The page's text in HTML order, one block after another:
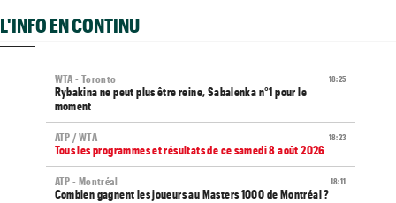
L'INFO EN CONTINU
18:25
WTA - Toronto
Rybakina ne peut plus être reine, Sabalenka n°1 pour le
moment
18:23
ATP / WTA
Tous les programmes et résultats de ce samedi 8 août 2026
18:11
ATP - Montréal
Combien gagnent les joueurs au Masters 1000 de Montréal ?